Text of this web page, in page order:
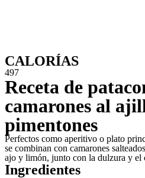
CALORÍAS
497
Receta de
camarones al
pimentones
Perfectos como aperitivo o plato
se combinan con camarones
ajo y limón, junto con la dulzura y el
Ingredientes